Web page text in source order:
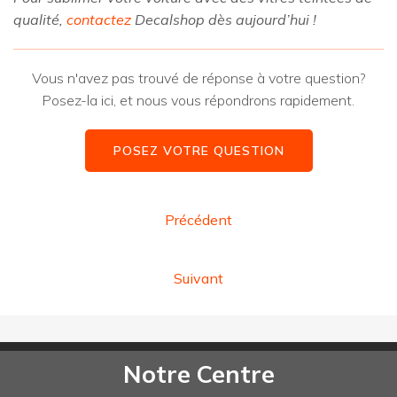
qualité, contactez Decalshop dès aujourd’hui !
Vous n'avez pas trouvé de réponse à votre question?
Posez-la ici, et nous vous répondrons rapidement.
POSEZ VOTRE QUESTION
Précédent
Suivant
Notre Centre